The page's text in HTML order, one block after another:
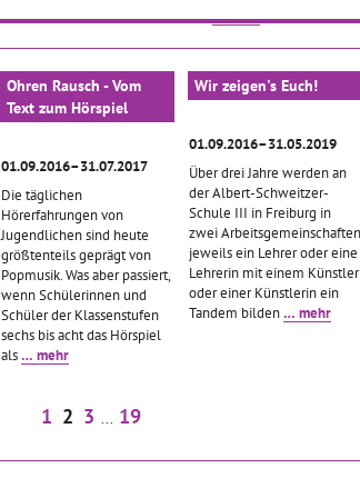
der… mehr
Ohren Rausch - Vom
Text zum Hörspiel
01.09.2016–31.07.2017
Die täglichen
Hörerfahrungen von
Jugendlichen sind heute
größtenteils geprägt von
Popmusik. Was aber passiert,
wenn Schülerinnen und
Schüler der Klassenstufen
sechs bis acht das Hörspiel
als… mehr
Wir zeigen's Euch!
01.09.2016–31.05.2019
Über drei Jahre werden an
der Albert-Schweitzer-
Schule III in Freiburg in
zwei Arbeitsgemeinschaften
jeweils ein Lehrer oder eine
Lehrerin mit einem Künstler
oder einer Künstlerin ein
Tandem bilden… mehr
1 2 3 19